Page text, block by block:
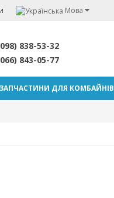
Мова
838-53-32
843-05-77
ЗАПЧАСТИНИ ДЛЯ КОМБАЙНІВ